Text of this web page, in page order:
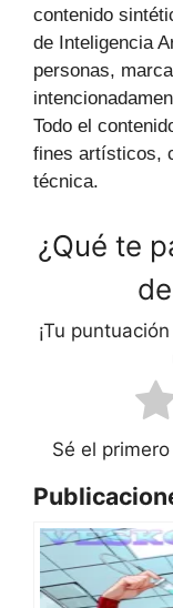
contenido
de Inteligencia
personas,
Todo el
fines artísticos,
técnica.
¿Qué te
¡Tu
Sé el